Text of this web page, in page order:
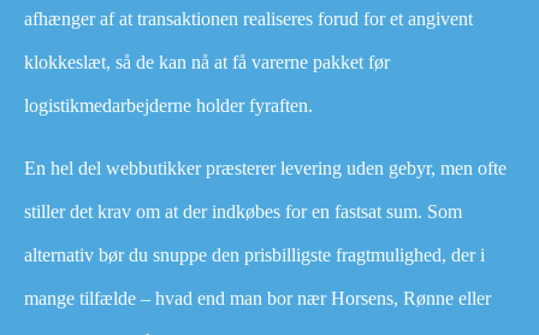
afhænger af at transaktionen realiseres forud for et angivent
klokkeslæt, så de kan nå at få varerne pakket før
logistikmedarbejderne holder fyraften.
En hel del webbutikker præsterer levering uden gebyr, men ofte
stiller det krav om at der indkøbes for en fastsat sum. Som
alternativ bør du snuppe den prisbilligste fragtmulighed, der i
mange tilfælde – hvad end man bor nær Horsens, Rønne eller